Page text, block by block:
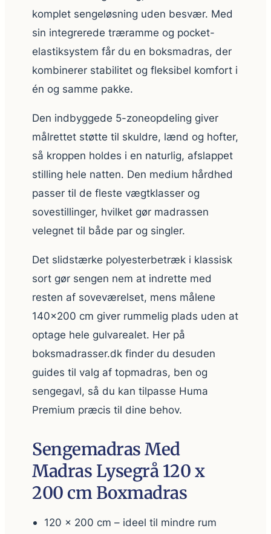
komplet sengeløsning uden besvær. Med
sin integrerede træramme og pocket-
elastiksystem får du en boksmadras, der
kombinerer stabilitet og fleksibel komfort i
én og samme pakke.
Den indbyggede 5-zoneopdeling giver
målrettet støtte til skuldre, lænd og hofter,
så kroppen holdes i en naturlig, afslappet
stilling hele natten. Den medium hårdhed
passer til de fleste vægtklasser og
sovestillinger, hvilket gør madrassen
velegnet til både par og singler.
Det slidstærke polyesterbetræk i klassisk
sort gør sengen nem at indrette med
resten af soveværelset, mens målene
140×200 cm giver rummelig plads uden at
optage hele gulvarealet. Her på
boksmadrasser.dk finder du desuden
guides til valg af topmadras, ben og
sengegavl, så du kan tilpasse Huma
Premium præcis til dine behov.
Sengemadras Med
Madras Lysegrå 120 x
200 cm Boxmadras
120 x 200 cm – ideel til mindre rum